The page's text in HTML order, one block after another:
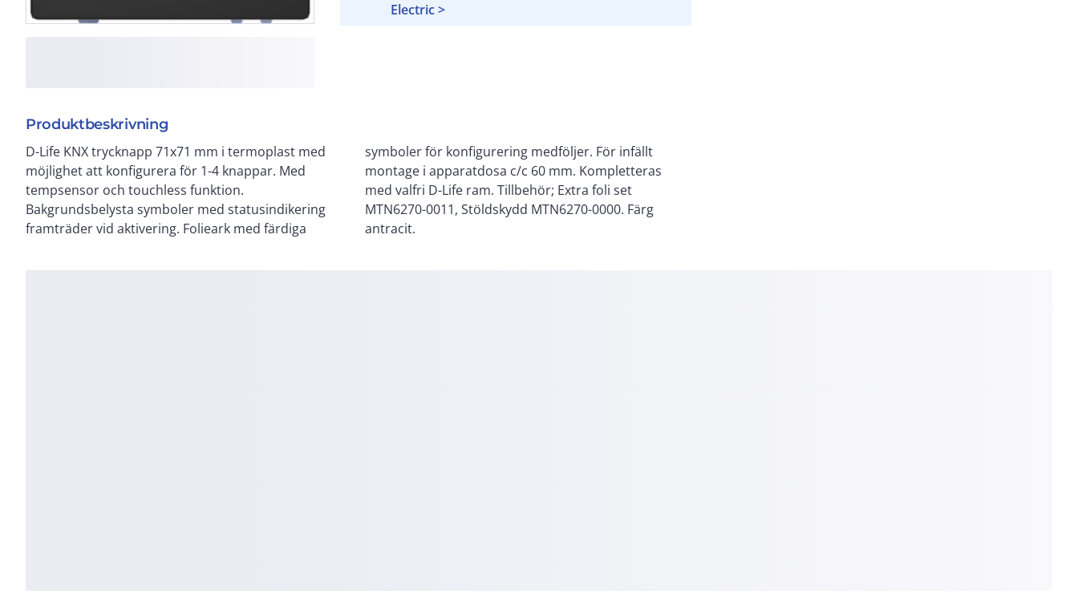
Electric >
Produktbeskrivning
D-Life KNX trycknapp 71x71 mm i termoplast med
möjlighet att konfigurera för 1-4 knappar. Med
tempsensor och touchless funktion.
Bakgrundsbelysta symboler med statusindikering
framträder vid aktivering. Folieark med färdiga
symboler för konfigurering medföljer. För infällt
montage i apparatdosa c/c 60 mm. Kompletteras
med valfri D-Life ram. Tillbehör; Extra foli set
MTN6270-0011, Stöldskydd MTN6270-0000. Färg
antracit.